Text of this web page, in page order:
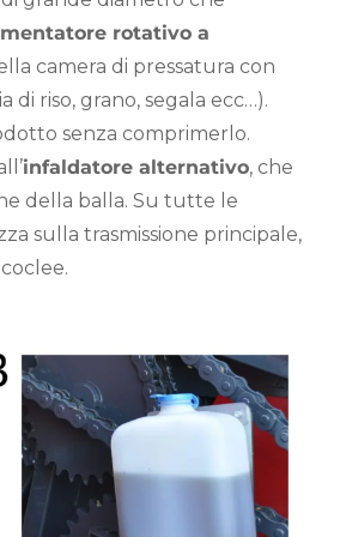
rotativo a
camera di pressatura con
di riso, grano, segala ecc…).
senza comprimerlo.
infaldatore alternativo, che
della balla. Su tutte le
sulla trasmissione principale,